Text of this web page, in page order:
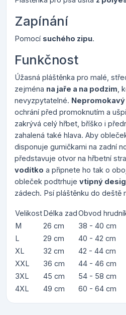
Zapínání
Pomocí suchého zipu.
Funkčnost
Úžasná pláštěnka pro malé,
zejména na jaře a na podzim ,
nevyzpytatelné. Nepromokavý
ochrání před promoknutím a
zakrývá celý hřbet, bříško i
zahalená také hlava. Aby
disponuje gumičkami na zadní
představuje otvor na hřbetní
vodítko a připnete ho tak o
obleček podtrhuje vtipný
zádech. Psí pláštěnku do deště
VelikostDélka zadObvod
M
26 cm
38 - 40 cm
L
29 cm
40 - 42 cm
XL
32 cm
42 - 44 cm
XXL
36 cm
44 - 46 cm
3XL
45 cm
54 - 58 cm
4XL
49 cm 60 - 64 cm